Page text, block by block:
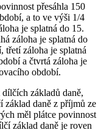
přesáhla 150
a to ve výši 1/4
je splatná do 15.
záloha je splatná do
třetí záloha je splatná
a čtvrtá záloha je
období.
základů daně,
daně z příjmů ze
měl plátce povinnost
základ daně je roven